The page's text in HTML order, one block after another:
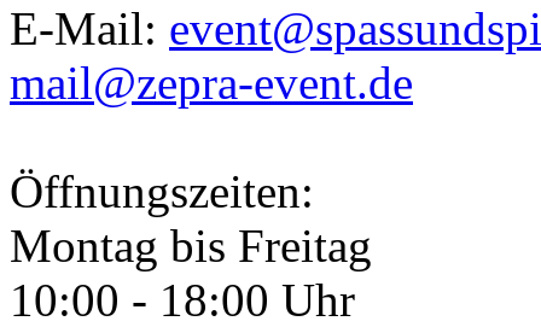
E-Mail:
mail@zepra-event.de
Öffnungszeiten:
Montag bis Freitag
10:00 - 18:00 Uhr